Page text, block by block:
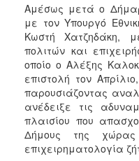
Αμέσως μετά ο
με τον Υπουργό
Κωστή Χατζηδάκη,
πολιτών και
οποίο ο Αλέξης
επιστολή τον
παρουσιάζοντας
ανέδειξε τις
πλαισίου που
Δήμους της
επιχειρηματολογία